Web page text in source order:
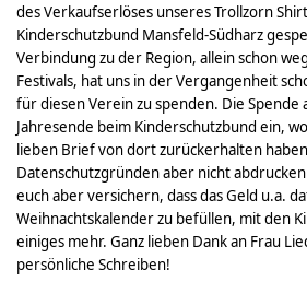
des Verkaufserlöses unseres Trollzorn
Kinderschutzbund Mansfeld-Südharz
Verbindung zu der Region, allein schon
Festivals, hat uns in der Vergangenheit
für diesen Verein zu spenden. Die Spende
Jahresende beim Kinderschutzbund ein,
lieben Brief von dort zurückerhalten
Datenschutzgründen aber nicht
euch aber versichern, dass das Geld u.a.
Weihnachtskalender zu befüllen, mit den
einiges mehr. Ganz lieben Dank an Frau
persönliche Schreiben!